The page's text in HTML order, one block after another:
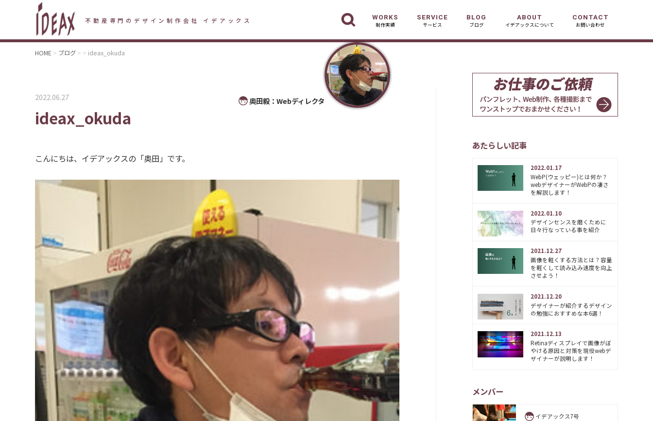
不動産専門のデザイン制作会社 イデアックス WORKS
制作実績
SERVICE
サービス
BLOG
ブログ
ABOUT
イデアックスについて
CONTACT
お問い合わせ
HOME ブログ ideax_okuda
奥田毅：Webディレクタ
2022.06.27
ideax_okuda
こんにちは、イデアックスの「奥田」です。
あたらしい記事
2022.01.17
WebP(ウェッピー)とは何か？
webデザイナーがWebPの凄さ
を解説します！
2022.01.10
デザインセンスを磨くために
日々行なっている事を紹介
2021.12.27
画像を軽くする方法とは？容量
を軽くして読み込み速度を向上
させよう！
2021.12.20
デザイナーが紹介するデザイン
の勉強におすすめな本6選！
2021.12.13
Retinaディスプレイで画像がぼ
やける原因と対策を現役webデ
ザイナーが説明します！
メンバー
イデアックス7号